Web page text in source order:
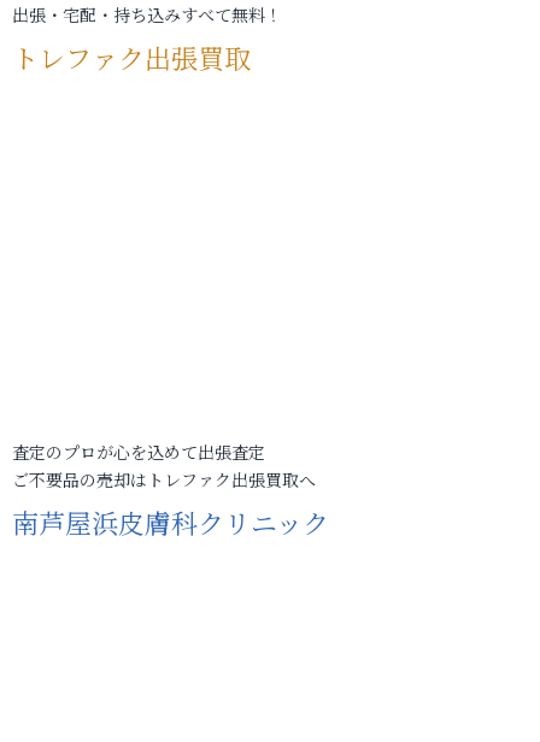
出張・宅配・持ち込みすべて無料！
トレファク出張買取
査定のプロが心を込めて出張査定
ご不要品の売却はトレファク出張買取へ
南芦屋浜皮膚科クリニック